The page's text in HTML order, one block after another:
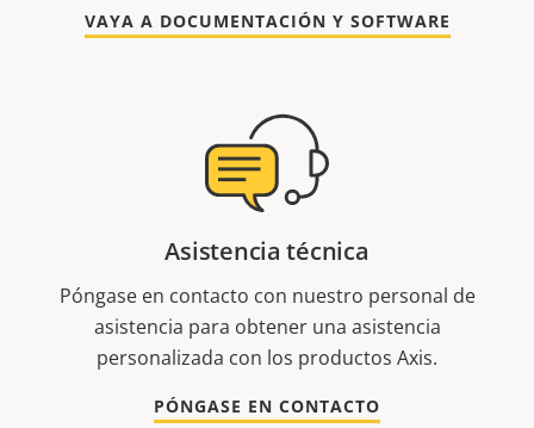
VAYA A DOCUMENTACIÓN Y SOFTWARE
Asistencia técnica
Póngase en contacto con nuestro personal de
asistencia para obtener una asistencia
personalizada con los productos Axis.
PÓNGASE EN CONTACTO